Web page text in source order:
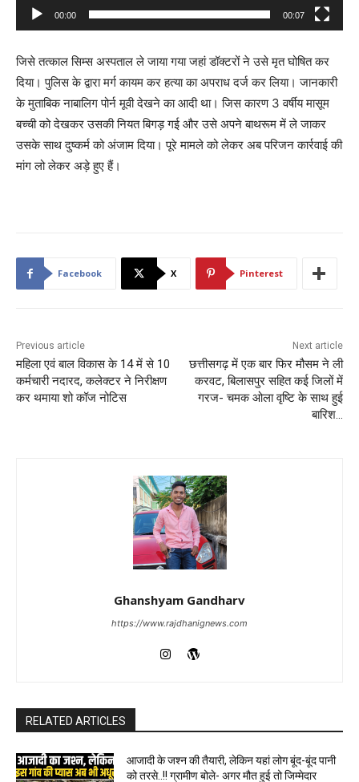
r
00:00 00:07
जिसे तत्काल सिम्स अस्पताल ले जाया गया जहां डॉक्टरों ने उसे मृत घोषित कर
दिया। पुलिस के द्वारा मर्ग कायम कर हत्या का अपराध दर्ज कर लिया। जानकारी
के मुताबिक नाबालिग पोर्न मूवी देखने का आदी था। जिस कारण 3 वर्षीय मासूम
बच्ची को देखकर उसकी नियत बिगड़ गई और उसे अपने बाथरूम में ले जाकर
उसके साथ दुष्कर्म को अंजाम दिया। पूरे मामले को लेकर अब परिजन कार्रवाई की
मांग लो लेकर अड़े हुए हैं।
Facebook X Pinterest
Previous article
महिला एवं बाल विकास के 14 में से 10
कर्मचारी नदारद, कलेक्टर ने निरीक्षण
कर थमाया शो कॉज नोटिस
Next article
छत्तीसगढ़ में एक बार फिर मौसम ने ली
करवट, बिलासपुर सहित कई जिलों में
गरज- चमक ओला वृष्टि के साथ हुई
बारिश…
Ghanshyam Gandharv
https://www.rajdhanignews.com
RELATED ARTICLES
आजादी के जश्न की तैयारी, लेकिन यहां लोग बूंद-बूंद पानी
को तरसे..!! ग्रामीण बोले- अगर मौत हुई तो जिम्मेदार